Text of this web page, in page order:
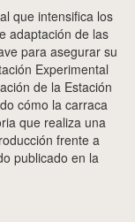
que intensifica los
adaptación de las
para asegurar su
Experimental
de la Estación
cómo la carraca
que realiza una
frente a
publicado en la